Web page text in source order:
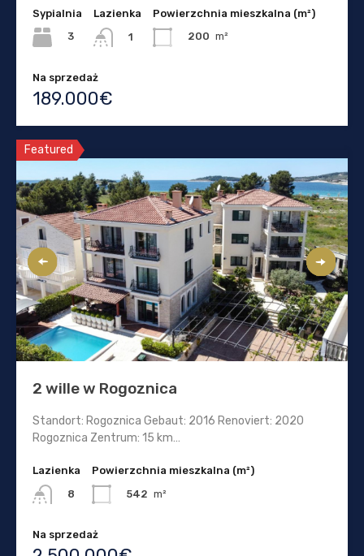
Sypialnia
3
Lazienka
1
Powierzchnia mieszkalna (m²)
200 m²
Na sprzedaż
189.000€
Featured
2 wille w Rogoznica
Standort: Rogoznica Gebaut: 2016 Renoviert: 2020
Rogoznica Zentrum: 15 km…
Lazienka
8
Powierzchnia mieszkalna (m²)
542 m²
Na sprzedaż